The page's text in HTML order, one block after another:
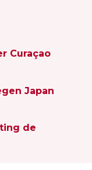
Curaçao
Japan
de